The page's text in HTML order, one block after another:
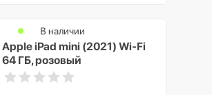
Apple iPad mini (2021) Wi-Fi
64 ГБ, розовый
В наличии